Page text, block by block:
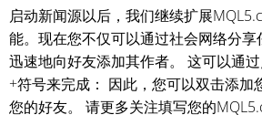
启动新闻源以后，我们继续扩展
能。现在您不仅可以通过社会网络分
迅速地向好友添加其作者。 这可以通
+符号来完成： 因此，您可以双击添加
您的好友。 请更多关注填写您的